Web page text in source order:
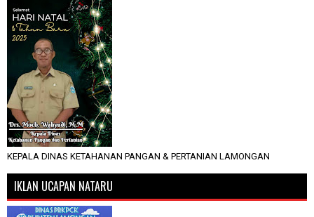
KEPALA DINAS KETAHANAN PANGAN & PERTANIAN LAMONGAN
IKLAN UCAPAN NATARU